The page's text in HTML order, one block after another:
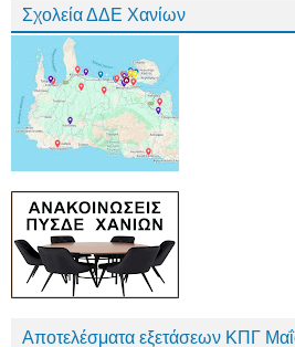
Σχολεία ΔΔΕ Χανίων
Αποτελέσματα εξετάσεων ΚΠΓ